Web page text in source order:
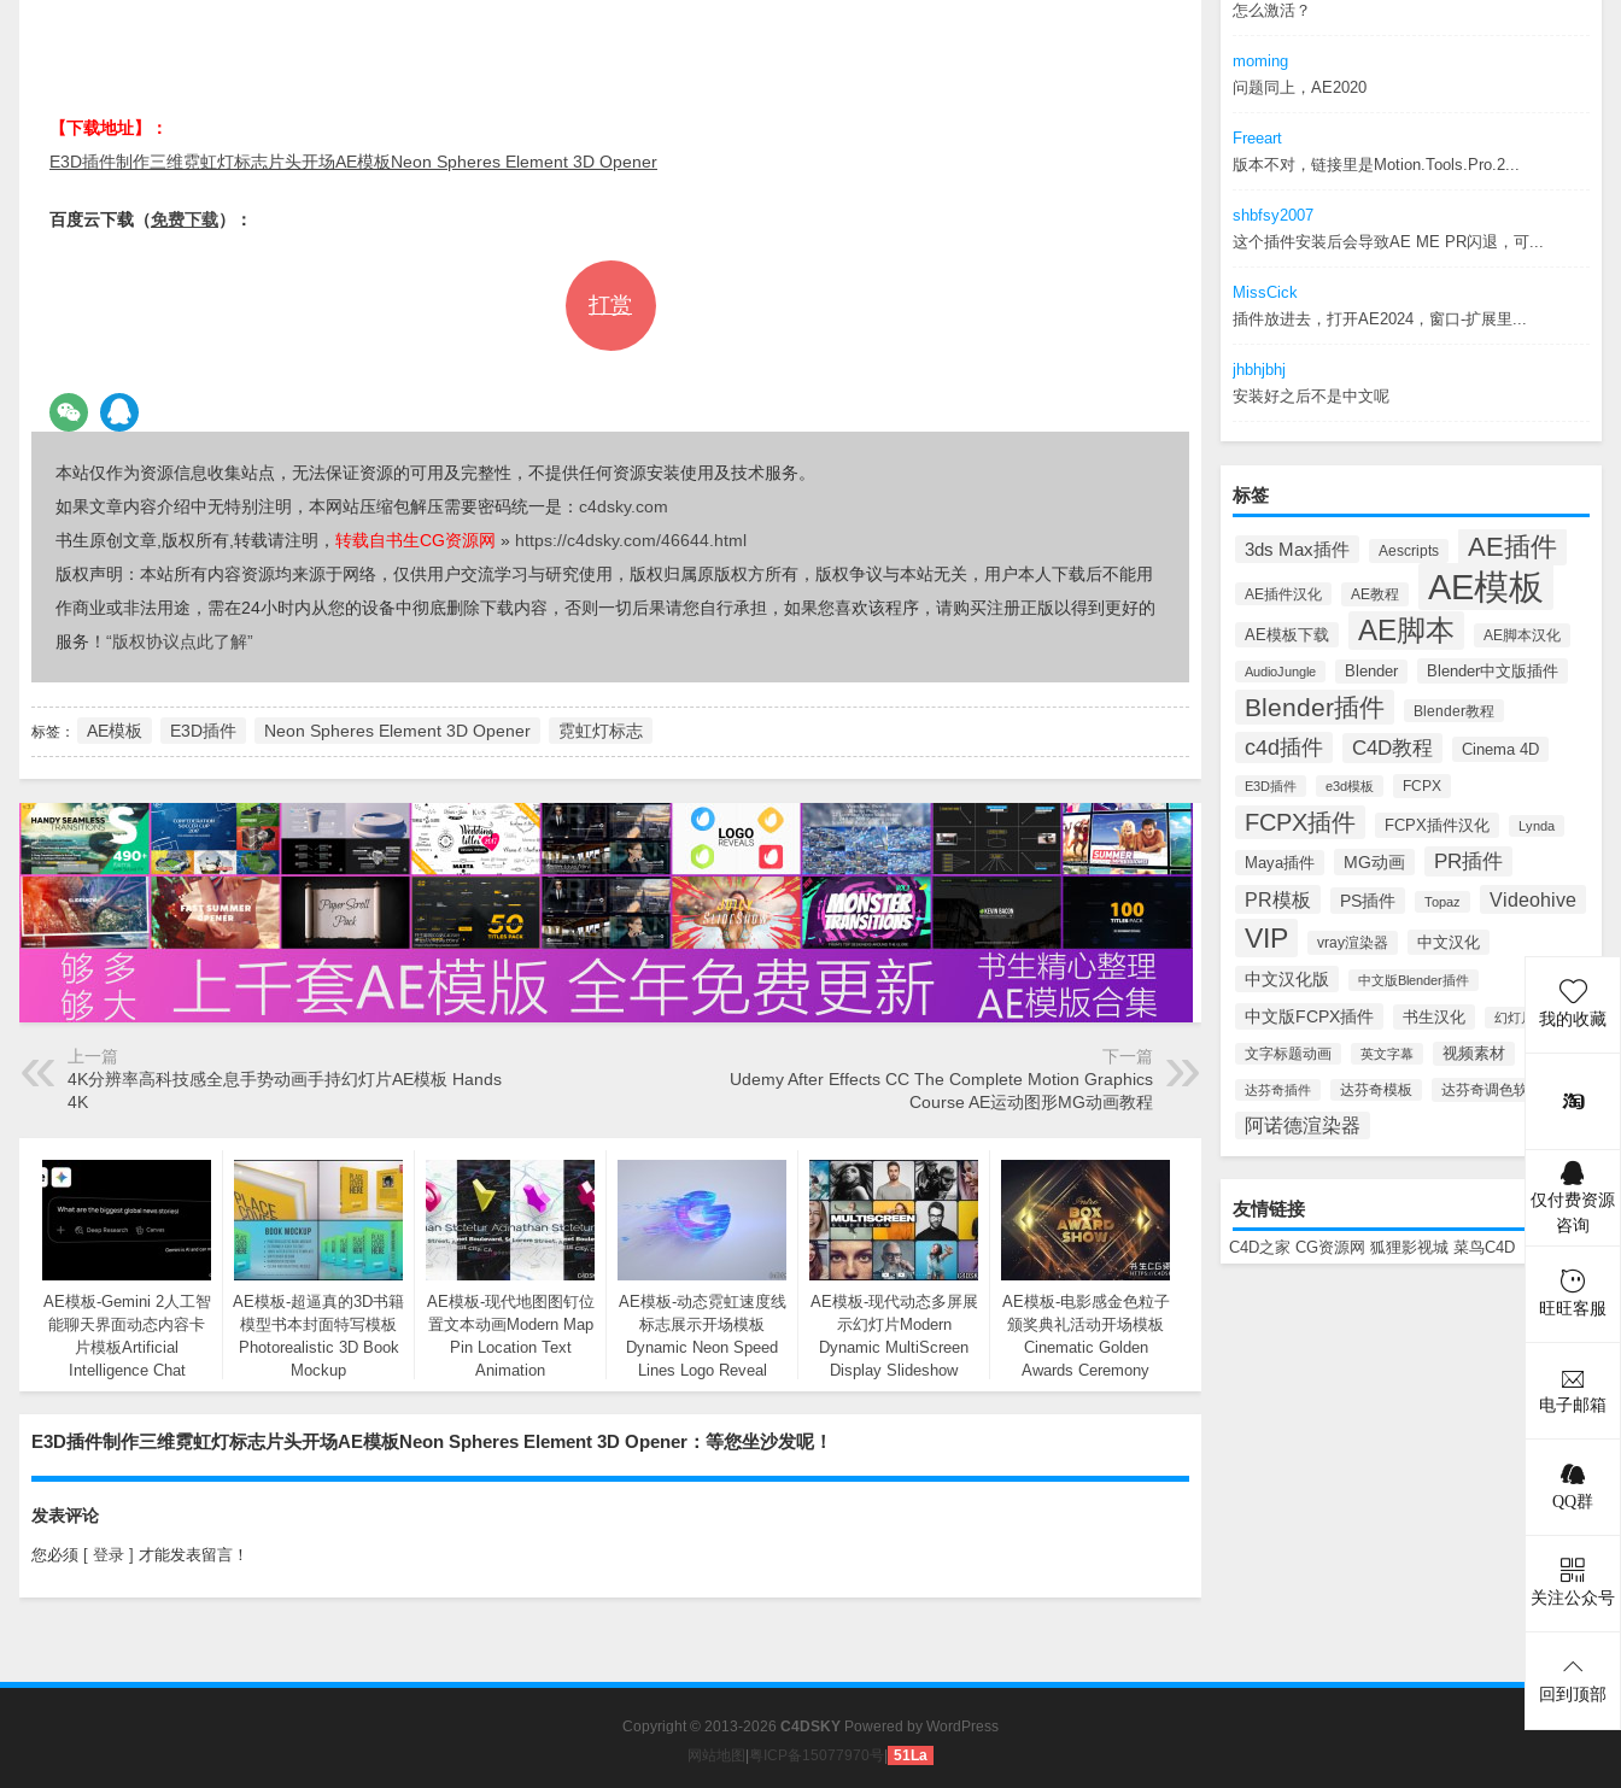
怎么激活？
moming
问题同上，AE2020
Freeart
版本不对，链接里是Motion.Tools.Pro.2...
shbfsy2007
这个插件安装后会导致AE ME PR闪退，可...
MissCick
插件放进去，打开AE2024，窗口-扩展里...
jhbhjbhj
安装好之后不是中文呢
标签
3ds Max插件 Aescripts AE插件
AE插件汉化 AE教程 AE模板
AE模板下载 AE脚本 AE脚本汉化
AudioJungle Blender Blender中文版插件
Blender插件 Blender教程
c4d插件 C4D教程 Cinema 4D
E3D插件 e3d模板 FCPX
FCPX插件 FCPX插件汉化 Lynda
Maya插件 MG动画 PR插件
PR模板 PS插件 Topaz Videohive
VIP vray渲染器 中文汉化
中文汉化版 中文版Blender插件
中文版FCPX插件 书生汉化 幻灯片模板
文字标题动画 英文字幕 视频素材
达芬奇插件 达芬奇模板 达芬奇调色软件
阿诺德渲染器
友情链接
C4D之家 CG资源网 狐狸影视城 菜鸟C4D
【下载地址】：
E3D插件制作三维霓虹灯标志片头开场AE模板Neon Spheres Element 3D Opener
百度云下载（免费下载）：
打赏
本站仅作为资源信息收集站点，无法保证资源的可用及完整性，不提供任何资源安装使用及技术服务。
如果文章内容介绍中无特别注明，本网站压缩包解压需要密码统一是： c4dsky.com
书生原创文章,版权所有,转载请注明， 转载自书生CG资源网 » https://c4dsky.com/46644.html
版权声明：本站所有内容资源均来源于网络，仅供用户交流学习与研究使用，版权归属原版权方所有，版权争议与本站无关，用户本人下载后不能用
作商业或非法用途，需在24小时内从您的设备中彻底删除下载内容，否则一切后果请您自行承担，如果您喜欢该程序，请购买注册正版以得到更好的
服务！ “版权协议点此了解”
标签： AE模板 E3D插件 Neon Spheres Element 3D Opener 霓虹灯标志
上一篇
4K分辨率高科技感全息手势动画手持幻灯片AE模板 Hands
4K
下一篇
Udemy After Effects CC The Complete Motion Graphics
Course AE运动图形MG动画教程
AE模板-Gemini 2人工智
能聊天界面动态内容卡
片模板Artificial
Intelligence Chat
Interface Mockup
AE模板-超逼真的3D书籍
模型书本封面特写模板
Photorealistic 3D Book
Mockup
AE模板-现代地图图钉位
置文本动画Modern Map
Pin Location Text
Animation
AE模板-动态霓虹速度线
标志展示开场模板
Dynamic Neon Speed
Lines Logo Reveal
Opener
AE模板-现代动态多屏展
示幻灯片Modern
Dynamic MultiScreen
Display Slideshow
AE模板-电影感金色粒子
颁奖典礼活动开场模板
Cinematic Golden
Awards Ceremony
Event Opener
E3D插件制作三维霓虹灯标志片头开场AE模板Neon Spheres Element 3D Opener：等您坐沙发呢！
发表评论
您必须 [ 登录 ] 才能发表留言！
我的收藏
仅付费资源
咨询
旺旺客服
电子邮箱
QQ群
关注公众号
回到顶部
Copyright © 2013-2026 C4DSKY Powered by WordPress
网站地图 | 粤ICP备15077970号 | 51La